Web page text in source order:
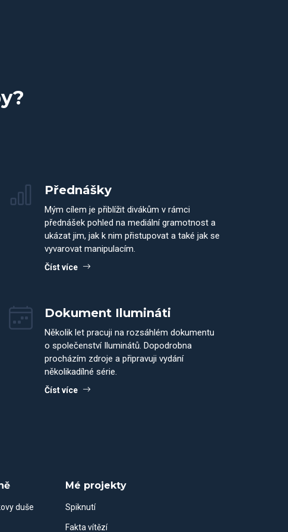
Přednášky
Mým cílem je přiblížit divákům v rámci
přednášek pohled na mediální gramotnost a
ukázat jim, jak k nim přistupovat a také jak se
vyvarovat manipulacím.
Číst více
Dokument Ilumináti
Několik let pracuji na rozsáhlém dokumentu
o společenství Iluminátů. Dopodrobna
procházím zdroje a připravuji vydání
několikadílné série.
Číst více
duše
Mé projekty
Spiknutí
Fakta vítězí